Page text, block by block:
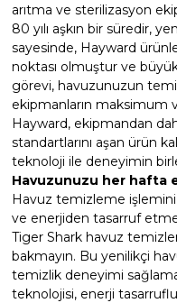
Gemaş Havuz
Wtr Havuz
Selenoid
Alkalinite Düşürücü
Su Sporları Dünyası
Havuz Vana
Havuz Isıtma
Havuz Elektrik
Havuz Sarf
arıtma ve sterilizasyon
80 yılı aşkın bir süredir,
sayesinde, Hayward
noktası olmuştur ve
görevi, havuzunuzun
ekipmanların maksimum
Hayward, ekipmandan
standartlarını aşan ürün
teknoloji ile deneyimin
Havuzunuzu her hafta
Havuz temizleme
ve enerjiden tasarruf
Tiger Shark havuz
bakmayın. Bu yenilikçi
temizlik deneyimi
teknolojisi, enerji